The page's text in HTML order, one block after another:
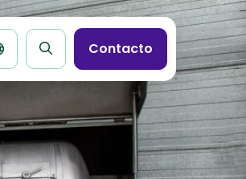
Buscar Contacto